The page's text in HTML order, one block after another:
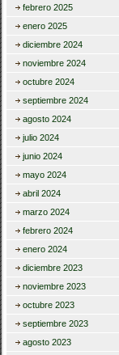
febrero 2025
enero 2025
diciembre 2024
noviembre 2024
octubre 2024
septiembre 2024
agosto 2024
julio 2024
junio 2024
mayo 2024
abril 2024
marzo 2024
febrero 2024
enero 2024
diciembre 2023
noviembre 2023
octubre 2023
septiembre 2023
agosto 2023